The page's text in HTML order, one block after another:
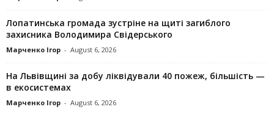
Лопатинська громада зустріне на щиті загиблого
захисника Володимира Свідерського
Марченко Ігор - August 6, 2026
На Львівщині за добу ліквідували 40 пожеж, більшість —
в екосистемах
Марченко Ігор - August 6, 2026